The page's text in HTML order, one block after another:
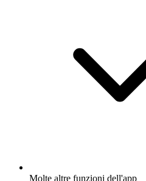
Molte altre funzioni dell'app